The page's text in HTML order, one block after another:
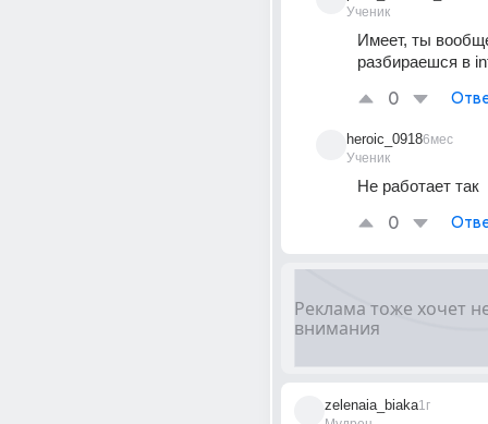
Ученик
Имеет, ты
разбираешся в
0
heroic_0918
Ученик
6мес
Не работает так
0
zelenaia_biaka1г